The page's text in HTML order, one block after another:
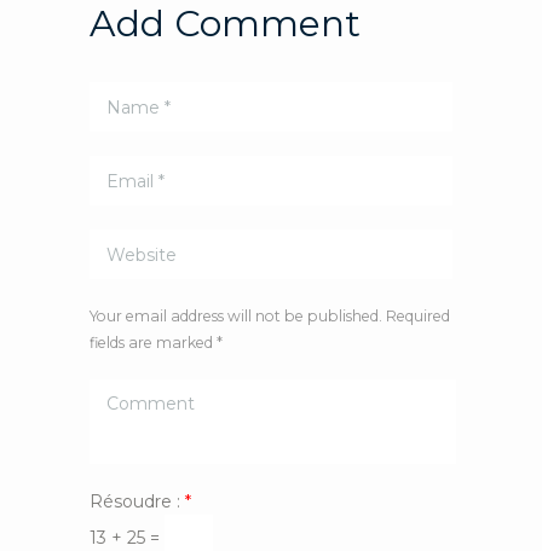
Add Comment
Your email address will not be published. Required
fields are marked *
Résoudre : *
13 + 25 =